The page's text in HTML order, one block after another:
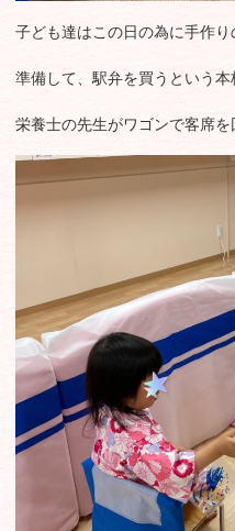
子ども達はこの日の為に手作
準備して、駅弁を買うという本
栄養士の先生がワゴンで客席を